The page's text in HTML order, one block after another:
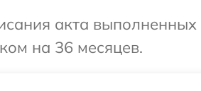
акта
на 36 месяцев.